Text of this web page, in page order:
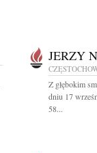
JERZY
Z głębokim
dniu 17
58...